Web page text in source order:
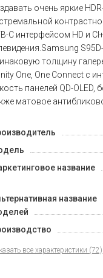
очень яркие
C интерфейсом HD и
толщину
One, One Connect с
панелей QD-
матовое
название
название
все характеристики (72)